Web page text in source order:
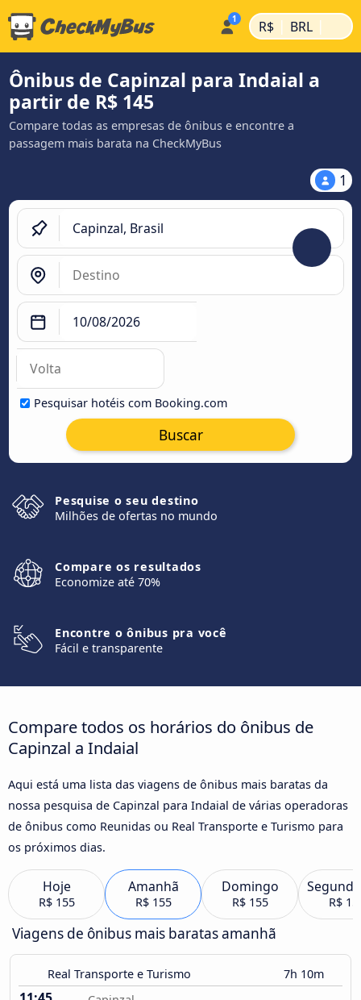
R$ | BRL |
Ônibus de Capinzal para Indaial a
partir de R$ 145
Compare todas as empresas de ônibus e encontre a
passagem mais barata na CheckMyBus
1
Pesquisar hotéis com Booking.com
Buscar
Pesquise o seu destino
Milhões de ofertas no mundo
Compare os resultados
Economize até 70%
Encontre o ônibus pra você
Fácil e transparente
Compare todos os horários do ônibus de
Capinzal a Indaial
Aqui está uma lista das viagens de ônibus mais baratas da
nossa pesquisa de Capinzal para Indaial de várias operadoras
de ônibus como Reunidas ou Real Transporte e Turismo para
os próximos dias.
Hoje
R$ 155
Amanhã
R$ 155
Domingo
R$ 155 R$
Viagens de ônibus mais baratas amanhã
Real Transporte e Turismo 7h 10m